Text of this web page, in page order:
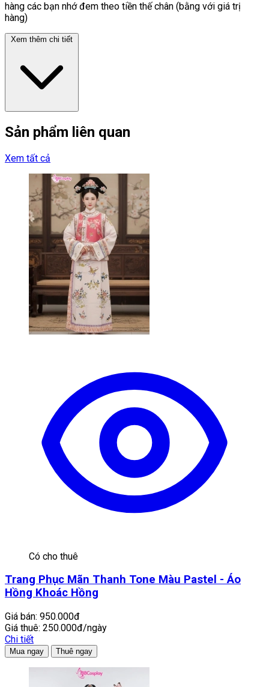
hàng các bạn nhớ đem theo tiền thế chân (bằng với giá trị
hàng)
Xem thêm chi tiết
Sản phẩm liên quan
Xem tất cả
Có cho thuê
Trang Phục Mãn Thanh Tone Màu Pastel - Áo
Hồng Khoác Hồng
Giá bán: 950.000đ
Giá thuê: 250.000đ/ngày
Chi tiết
Mua ngay Thuê ngay